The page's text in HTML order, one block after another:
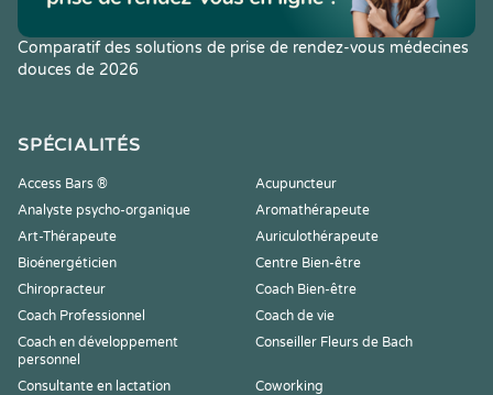
Comparatif des solutions de prise de rendez-vous médecines
douces de 2026
SPÉCIALITÉS
Access Bars ®
Acupuncteur
Analyste psycho-organique
Aromathérapeute
Art-Thérapeute
Auriculothérapeute
Bioénergéticien
Centre Bien-être
Chiropracteur
Coach Bien-être
Coach Professionnel
Coach de vie
Coach en développement
personnel
Conseiller Fleurs de Bach
Consultante en lactation
Coworking